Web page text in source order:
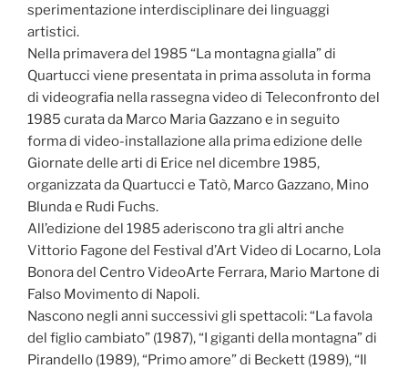
sperimentazione interdisciplinare dei linguaggi
artistici.
Nella primavera del 1985 “La montagna gialla” di
Quartucci viene presentata in prima assoluta in forma
di videografia nella rassegna video di Teleconfronto del
1985 curata da Marco Maria Gazzano e in seguito
forma di video-installazione alla prima edizione delle
Giornate delle arti di Erice nel dicembre 1985,
organizzata da Quartucci e Tatò, Marco Gazzano, Mino
Blunda e Rudi Fuchs.
All’edizione del 1985 aderiscono tra gli altri anche
Vittorio Fagone del Festival d’Art Video di Locarno, Lola
Bonora del Centro VideoArte Ferrara, Mario Martone di
Falso Movimento di Napoli.
Nascono negli anni successivi gli spettacoli: “La favola
del figlio cambiato” (1987), “I giganti della montagna” di
Pirandello (1989), “Primo amore” di Beckett (1989), “Il